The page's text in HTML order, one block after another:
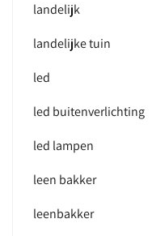
landelijk
landelijke tuin
led
led buitenverlichting
led lampen
leen bakker
leenbakker